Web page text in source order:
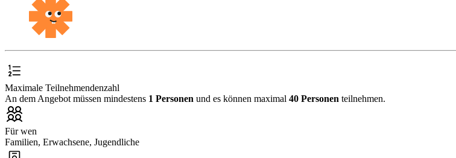
Maximale Teilnehmendenzahl
An dem Angebot müssen mindestens 1 Personen und es können maximal 40 Personen teilnehmen.
Für wen
Familien, Erwachsene, Jugendliche